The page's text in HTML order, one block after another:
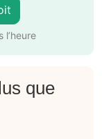
l’heure
que